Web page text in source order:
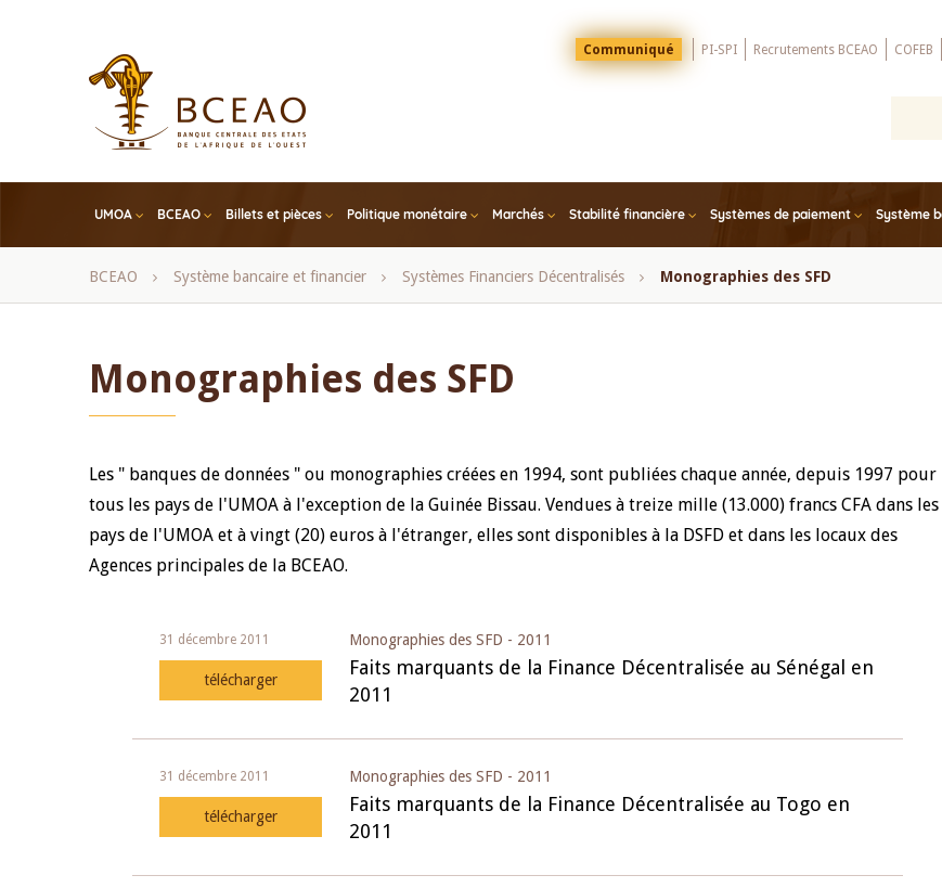
Menu
Top
Communiqué PI-SPI Recrutements BCEAO COFEB
UMOA BCEAO Billets et pièces Politique monétaire Marchés Stabilité financière Systèmes de paiement Système
Fil
BCEAO Système bancaire et financier Systèmes Financiers Décentralisés Monographies des SFD
Monographies des SFD
Les " banques de données " ou monographies créées en 1994, sont publiées chaque année, depuis 1997 pour
tous les pays de l'UMOA à l'exception de la Guinée Bissau. Vendues à treize mille (13.000) francs CFA dans les
pays de l'UMOA et à vingt (20) euros à l'étranger, elles sont disponibles à la DSFD et dans les locaux des
Agences principales de la BCEAO.
31 décembre 2011
télécharger
Monographies des SFD - 2011
Faits marquants de la Finance Décentralisée au Sénégal en
2011
31 décembre 2011
télécharger
Monographies des SFD - 2011
Faits marquants de la Finance Décentralisée au Togo en
2011